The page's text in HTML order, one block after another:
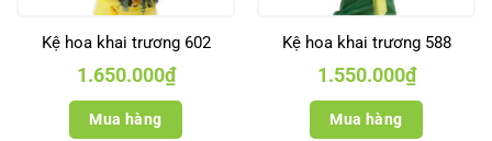
Kệ hoa khai trương 602
1.650.000₫
Mua hàng
Kệ hoa khai trương 588
1.550.000₫
Mua hàng